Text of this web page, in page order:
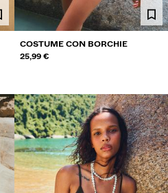
COSTUME CON BORCHIE
25,99 €